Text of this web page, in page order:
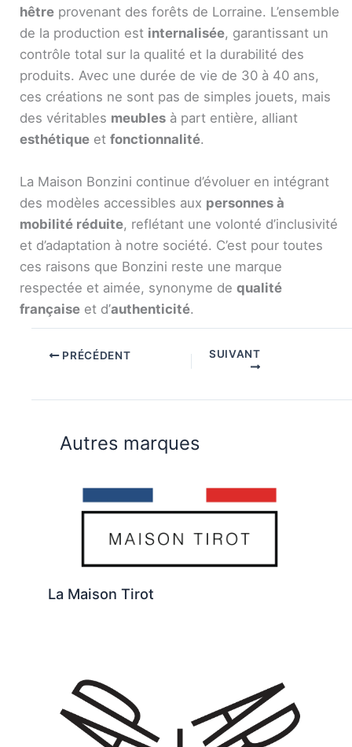
hêtre provenant des forêts de Lorraine. L’ensemble
de la production est internalisée, garantissant un
contrôle total sur la qualité et la durabilité des
produits. Avec une durée de vie de 30 à 40 ans,
ces créations ne sont pas de simples jouets, mais
des véritables meubles à part entière, alliant
esthétique et fonctionnalité.
La Maison Bonzini continue d’évoluer en intégrant
des modèles accessibles aux personnes à
mobilité réduite, reflétant une volonté d’inclusivité
et d’adaptation à notre société. C’est pour toutes
ces raisons que Bonzini reste une marque
respectée et aimée, synonyme de qualité
française et d’authenticité.
PRÉCÉDENT SUIVANT
Autres marques
La Maison Tirot